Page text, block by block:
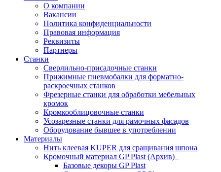
О компании
Вакансии
Политика конфиденциальности
Правовая информация
Реквизиты
Партнеры
Станки
Сверлильно-присадочные станки
Прижимные пневмобалки для форматно-
раскроечных станков
Фрезерные станки для обработки мебельных
кромок
Кромкооблицовочные станки
Усозарезные станки для рамочных фасадов
Оборудование бывшее в употреблении
Материалы
Нить клеевая KUPER для сращивания шпона
Кромочный материал GP Plast (Архив)
Базовые декоры GP Plast